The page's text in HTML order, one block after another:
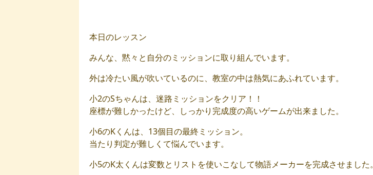
本日のレッスン
みんな、黙々と自分のミッションに取り組んでいます。
外は冷たい風が吹いているのに、教室の中は熱気にあふれています。
小2のSちゃんは、迷路ミッションをクリア！！
座標が難しかったけど、しっかり完成度の高いゲームが出来ました。
小6のKくんは、13個目の最終ミッション。
当たり判定が難しくて悩んでいます。
小5のK太くんは変数とリストを使いこなして物語メーカーを完成させました。